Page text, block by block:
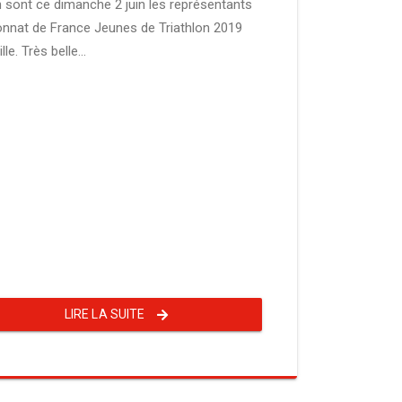
sont ce dimanche 2 juin les représentants
de France Jeunes de Triathlon 2019
Très belle...
LIRE LA SUITE